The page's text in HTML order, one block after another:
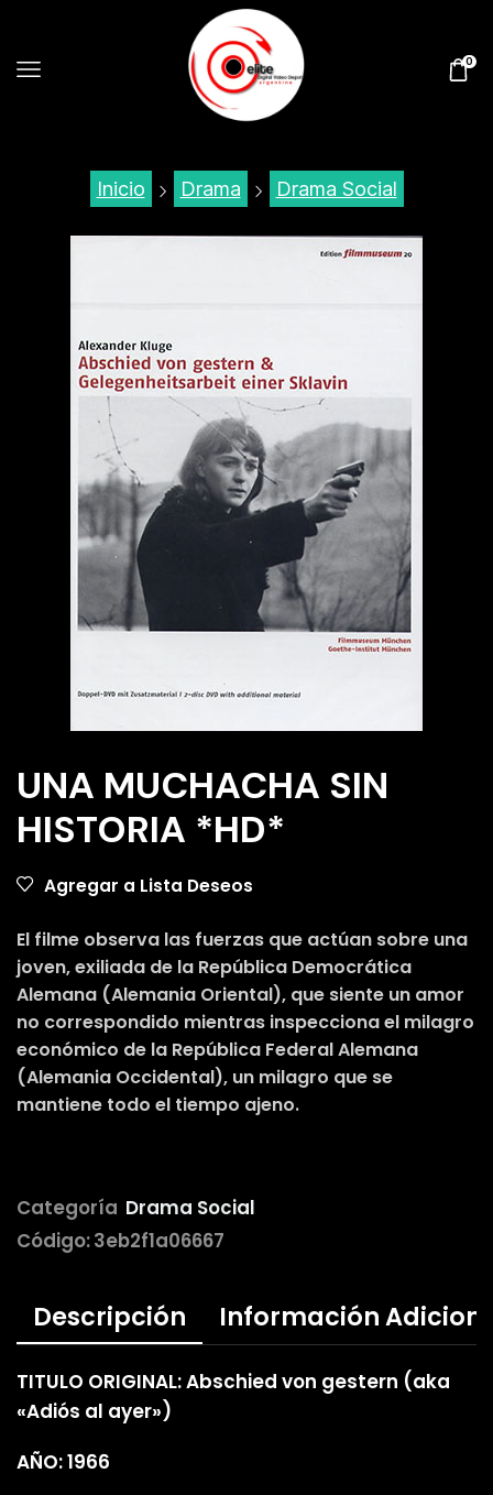
0
Inicio Drama Drama Social
UNA MUCHACHA SIN
HISTORIA *HD*
Agregar a Lista Deseos
El filme observa las fuerzas que actúan sobre una
joven, exiliada de la República Democrática
Alemana (Alemania Oriental), que siente un amor
no correspondido mientras inspecciona el milagro
económico de la República Federal Alemana
(Alemania Occidental), un milagro que se
mantiene todo el tiempo ajeno.
Categoría Drama Social
Código:3eb2f1a06667
Descripción Información
TITULO ORIGINAL: Abschied von gestern (aka
«Adiós al ayer»)
AÑO: 1966